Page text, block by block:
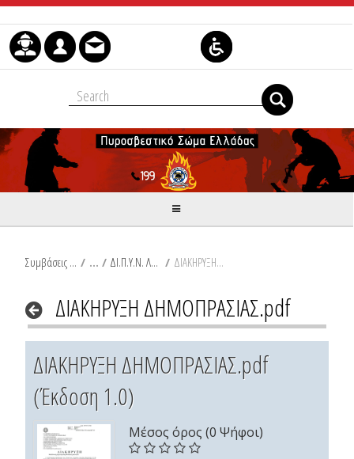
Μετάβαση στο περιεχόμενο
Συμβάσεις Διαβουλεύσεις Διαγωνισμοί / ΔΙ.Π.Υ.Ν. ΛΑΚΩΝΙΑΣ / ΔΙΑΚΗΡΥΞΗ ΔΗΜΟΠΡΑΣΙΑΣ.pdf
ΔΙΑΚΗΡΥΞΗ ΔΗΜΟΠΡΑΣΙΑΣ.pdf
ΔΙΑΚΗΡΥΞΗ ΔΗΜΟΠΡΑΣΙΑΣ.pdf
(Έκδοση 1.0)
Μέσος όρος (0 Ψήφοι)